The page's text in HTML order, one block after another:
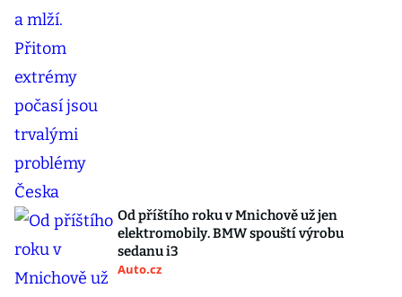
Od příštího roku v Mnichově už jen
elektromobily. BMW spouští výrobu
sedanu i3
Auto.cz